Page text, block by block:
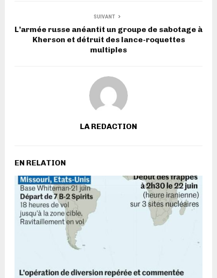
SUIVANT
L’armée russe anéantit un groupe de sabotage à
Kherson et détruit des lance-roquettes
multiples
LA REDACTION
EN RELATION